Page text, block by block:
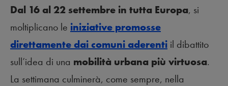
Dal 16 al 22 settembre in tutta Europa, si
moltiplicano le iniziative promosse
direttamente dai comuni aderenti il dibattito
sull’idea di una mobilità urbana più virtuosa.
La settimana culminerà, come sempre, nella